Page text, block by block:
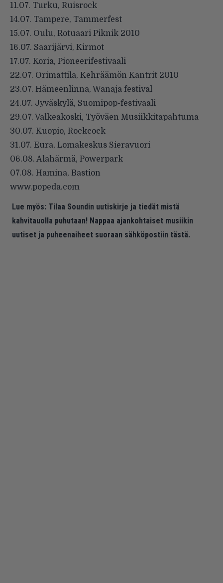
11.07. Turku, Ruisrock
14.07. Tampere, Tammerfest
15.07. Oulu, Rotuaari Piknik 2010
16.07. Saarijärvi, Kirmot
17.07. Koria, Pioneerifestivaali
22.07. Orimattila, Kehräämön Kantrit 2010
23.07. Hämeenlinna, Wanaja festival
24.07. Jyväskylä, Suomipop-festivaali
29.07. Valkeakoski, Työväen Musiikkitapahtuma
30.07. Kuopio, Rockcock
31.07. Eura, Lomakeskus Sieravuori
06.08. Alahärmä, Powerpark
07.08. Hamina, Bastion
www.popeda.com
Lue myös: Tilaa Soundin uutiskirje ja tiedät mistä
kahvitauolla puhutaan! Nappaa ajankohtaiset musiikin
uutiset ja puheenaiheet suoraan sähköpostiin tästä.